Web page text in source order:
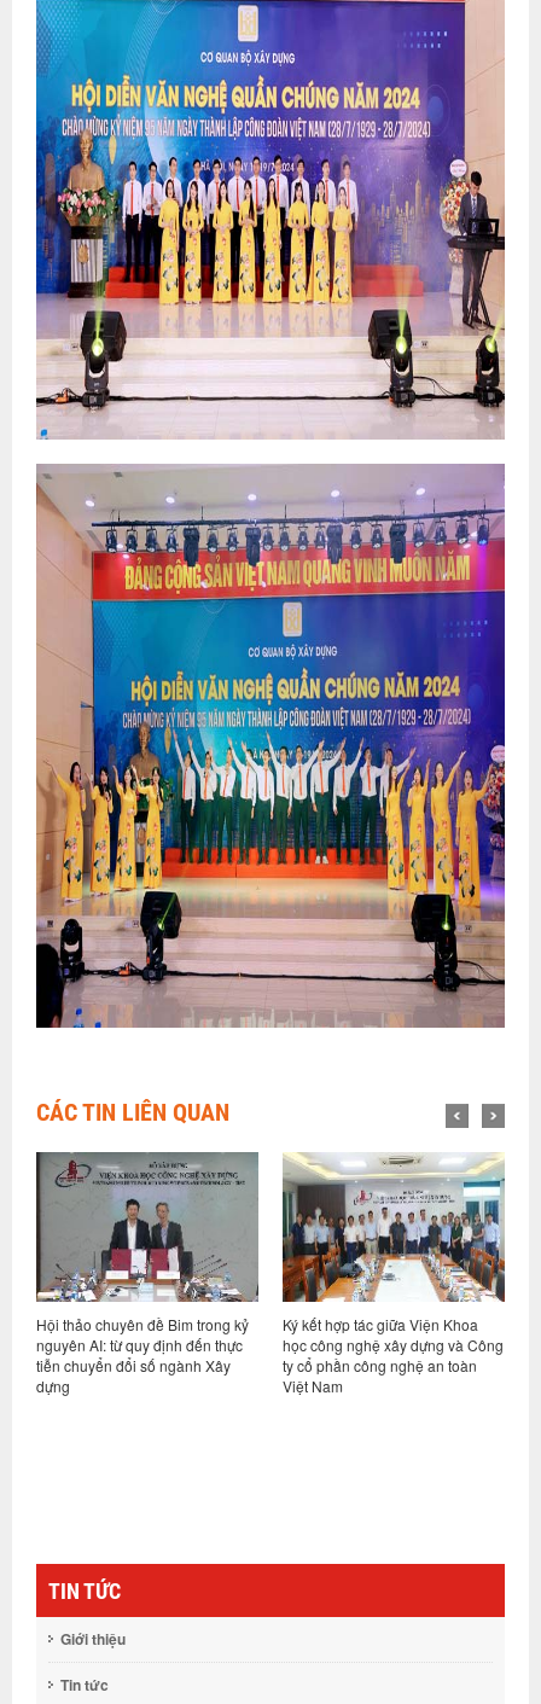
CÁC TIN LIÊN QUAN
Ký kết hợp tác giữa Viện Khoa
học công nghệ xây dựng và Công
ty cổ phần công nghệ an toàn
Việt Nam
Hội nghị sơ kết thực hiện nhiệm
vụ 6 tháng đầu năm và triển khai
nhiệm vụ kế hoạch các tháng
cuối năm 2026
TIN TỨC
Giới thiệu
Tin tức